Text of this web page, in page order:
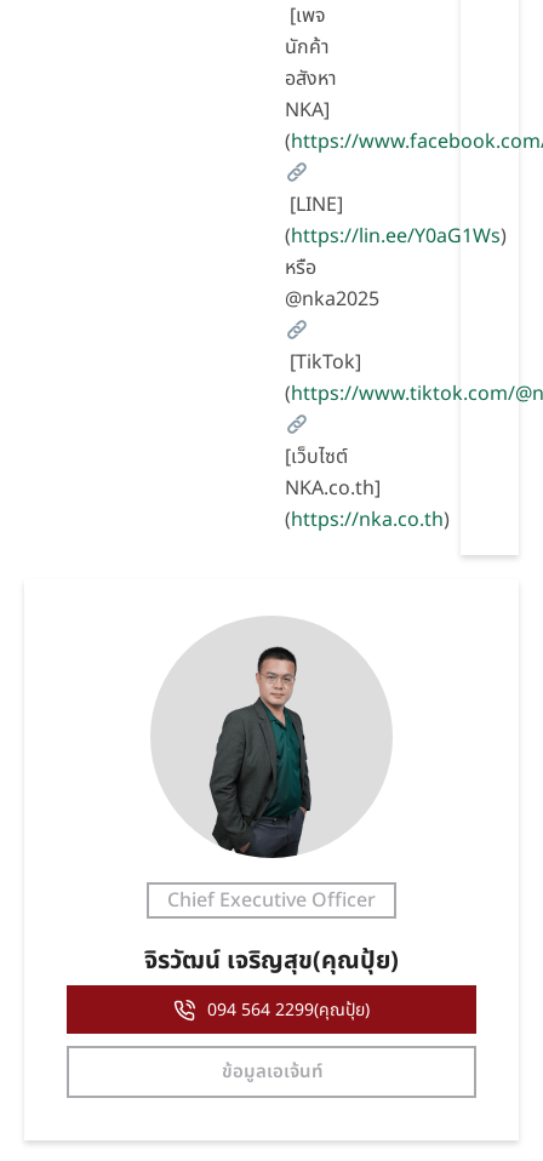
[เพจ
นักค้า
อสังหา
NKA]
(https://
[LINE]
(https://lin.ee/Y0aG1Ws)
หรือ
@nka2025
[TikTok]
(https://www.tiktok.com/
[เว็บไซต์
NKA.co.th]
(https://nka.co.th)
Chief Executive Officer
จิรวัฒน์ เจริญสุข(คุณปุ้ย)
094 564 2299(คุณปุ้ย)
ข้อมูลเอเจ้นท์